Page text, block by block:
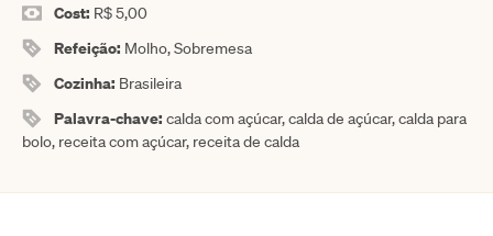
Cost: R$ 5,00
Refeição: Molho, Sobremesa
Cozinha: Brasileira
Palavra-chave:calda com açúcar, calda de açúcar, calda para
bolo, receita com açúcar, receita de calda